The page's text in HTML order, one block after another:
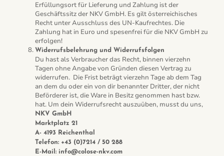
Erfüllungsort für Lieferung und Zahlung ist der
Geschäftssitz der NKV GmbH. Es gilt österreichisches
Recht unter Ausschluss des UN-Kaufrechtes. Die
Zahlung hat in Euro und spesenfrei für die NKV GmbH zu
erfolgen!
Widerrufsbelehrung und Widerrufsfolgen
Du hast als Verbraucher das Recht, binnen vierzehn
Tagen ohne Angabe von Gründen diesen Vertrag zu
widerrufen. Die Frist beträgt vierzehn Tage ab dem Tag
an dem du oder ein von dir benannter Dritter, der nicht
Beförderer ist, die Ware in Besitz genommen hast bzw.
hat. Um dein Widerrufsrecht auszuüben, musst du uns,
NKV GmbH
Marktplatz 21
A- 4193 Reichenthal
Telefon: +43 (0)7214 / 50 288
E-Mail: info@colose-nkv.com